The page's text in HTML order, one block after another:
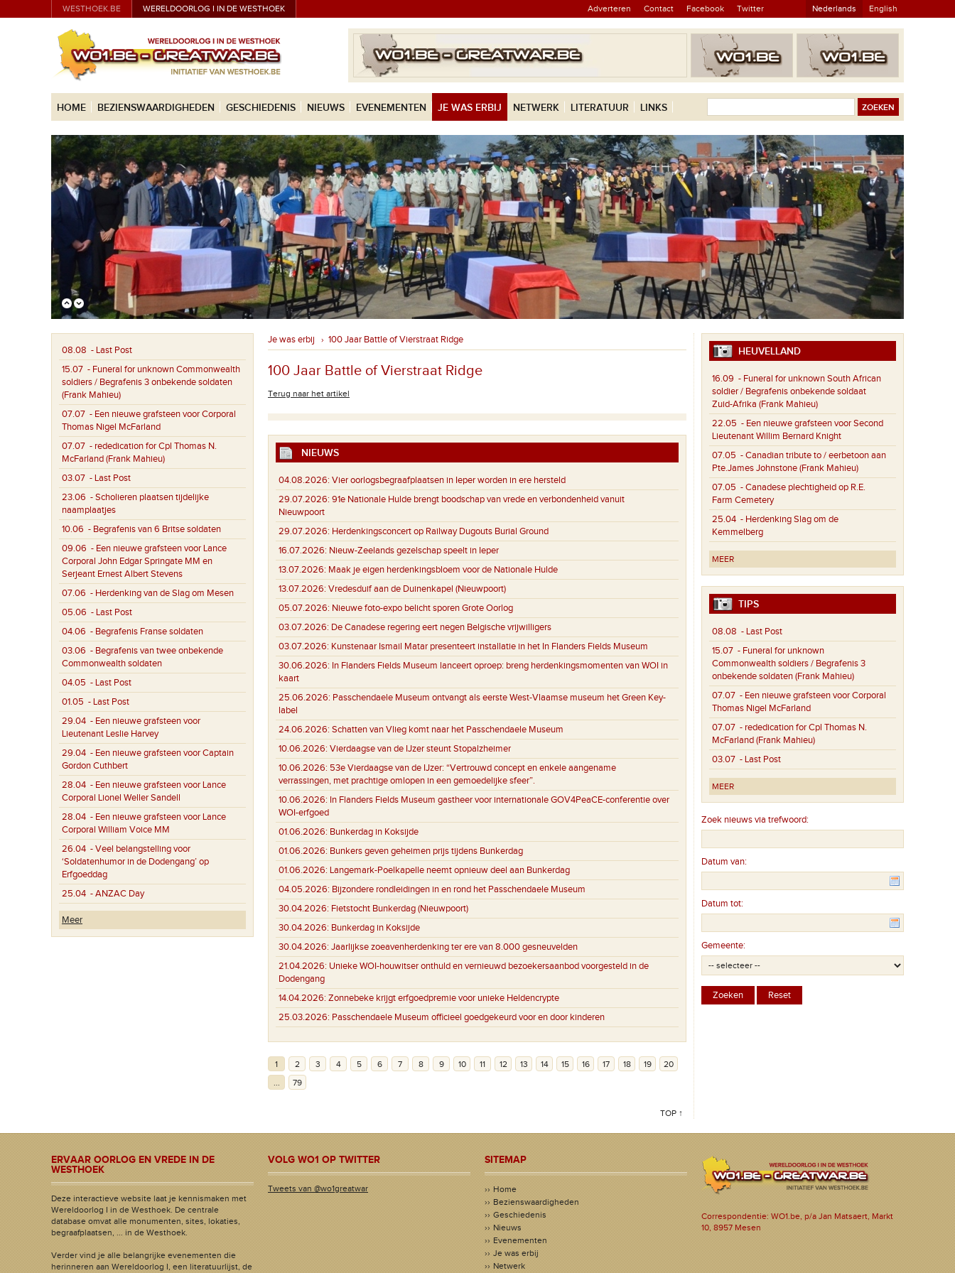
WESTHOEK.BE WERELDOORLOG I IN DE WESTHOEK Adverteren Contact Facebook Twitter Nederlands English
HOME BEZIENSWAARDIGHEDEN GESCHIEDENIS NIEUWS EVENEMENTEN JE WAS ERBIJ NETWERK LITERATUUR LINKS
08.08 - Last Post
15.07 - Funeral for unknown Commonwealth
soldiers / Begrafenis 3 onbekende soldaten
(Frank Mahieu)
07.07 - Een nieuwe grafsteen voor Corporal
Thomas Nigel McFarland
07.07 - rededication for Cpl Thomas N.
McFarland (Frank Mahieu)
03.07 - Last Post
23.06 - Scholieren plaatsen tijdelijke
naamplaatjes
10.06 - Begrafenis van 6 Britse soldaten
09.06 - Een nieuwe grafsteen voor Lance
Corporal John Edgar Springate MM en
Serjeant Ernest Albert Stevens
07.06 - Herdenking van de Slag om Mesen
05.06 - Last Post
04.06 - Begrafenis Franse soldaten
03.06 - Begrafenis van twee onbekende
Commonwealth soldaten
04.05 - Last Post
01.05 - Last Post
29.04 - Een nieuwe grafsteen voor
Lieutenant Leslie Harvey
29.04 - Een nieuwe grafsteen voor Captain
Gordon Cuthbert
28.04 - Een nieuwe grafsteen voor Lance
Corporal Lionel Weller Sandell
28.04 - Een nieuwe grafsteen voor Lance
Corporal William Voice MM
26.04 - Veel belangstelling voor
‘Soldatenhumor in de Dodengang’ op
Erfgoeddag
25.04 - ANZAC Day
Meer
Je was erbij › 100 Jaar Battle of Vierstraat Ridge
100 Jaar Battle of Vierstraat Ridge
Terug naar het artikel
NIEUWS
04.08.2026: Vier oorlogsbegraafplaatsen in Ieper worden in ere hersteld
29.07.2026: 91e Nationale Hulde brengt boodschap van vrede en verbondenheid vanuit
Nieuwpoort
29.07.2026: Herdenkingsconcert op Railway Dugouts Burial Ground
16.07.2026: Nieuw-Zeelands gezelschap speelt in Ieper
13.07.2026: Maak je eigen herdenkingsbloem voor de Nationale Hulde
13.07.2026: Vredesduif aan de Duinenkapel (Nieuwpoort)
05.07.2026: Nieuwe foto-expo belicht sporen Grote Oorlog
03.07.2026: De Canadese regering eert negen Belgische vrijwilligers
03.07.2026: Kunstenaar Ismail Matar presenteert installatie in het In Flanders Fields Museum
30.06.2026: In Flanders Fields Museum lanceert oproep: breng herdenkingsmomenten van WOI in
kaart
25.06.2026: Passchendaele Museum ontvangt als eerste West-Vlaamse museum het Green Key-
label
24.06.2026: Schatten van Vlieg komt naar het Passchendaele Museum
10.06.2026: Vierdaagse van de IJzer steunt Stopalzheimer
10.06.2026: 53e Vierdaagse van de IJzer: “Vertrouwd concept en enkele aangename
verrassingen, met prachtige omlopen in een gemoedelijke sfeer”.
10.06.2026: In Flanders Fields Museum gastheer voor internationale GOV4PeaCE-conferentie over
WOI-erfgoed
01.06.2026: Bunkerdag in Koksijde
01.06.2026: Bunkers geven geheimen prijs tijdens Bunkerdag
01.06.2026: Langemark-Poelkapelle neemt opnieuw deel aan Bunkerdag
04.05.2026: Bijzondere rondleidingen in en rond het Passchendaele Museum
30.04.2026: Fietstocht Bunkerdag (Nieuwpoort)
30.04.2026: Bunkerdag in Koksijde
30.04.2026: Jaarlijkse zoeavenherdenking ter ere van 8.000 gesneuvelden
21.04.2026: Unieke WOI-houwitser onthuld en vernieuwd bezoekersaanbod voorgesteld in de
Dodengang
14.04.2026: Zonnebeke krijgt erfgoedpremie voor unieke Heldencrypte
25.03.2026: Passchendaele Museum officieel goedgekeurd voor en door kinderen
1 2 3 4 5 6 7 8 9 10 11 12 13 14 15 16 17 18 19
20
79
TOP ↑
HEUVELLAND
16.09 - Funeral for unknown South African
soldier / Begrafenis onbekende soldaat
Zuid-Afrika (Frank Mahieu)
22.05 - Een nieuwe grafsteen voor Second
Lieutenant Willim Bernard Knight
07.05 - Canadian tribute to / eerbetoon aan
Pte.James Johnstone (Frank Mahieu)
07.05 - Canadese plechtigheid op R.E.
Farm Cemetery
25.04 - Herdenking Slag om de
Kemmelberg
MEER
TIPS
08.08 - Last Post
15.07 - Funeral for unknown
Commonwealth soldiers / Begrafenis 3
onbekende soldaten (Frank Mahieu)
07.07 - Een nieuwe grafsteen voor Corporal
Thomas Nigel McFarland
07.07 - rededication for Cpl Thomas N.
McFarland (Frank Mahieu)
03.07 - Last Post
MEER
Zoek nieuws via trefwoord:
Datum van:
Datum tot:
Gemeente:
ERVAAR OORLOG EN VREDE IN DE
WESTHOEK
Deze interactieve website laat je kennismaken met
Wereldoorlog I in de Westhoek. De centrale
database omvat alle monumenten, sites, lokaties,
begraafplaatsen, ... in de Westhoek.
Verder vind je alle belangrijke evenementen die
herinneren aan Wereldoorlog I, een literatuurlijst, de
VOLG WO1 OP TWITTER
Tweets van @wo1greatwar
SITEMAP
Home
Bezienswaardigheden
Geschiedenis
Nieuws
Evenementen
Je was erbij
Netwerk
Correspondentie: WO1.be, p/a Jan Matsaert, Markt
10, 8957 Mesen